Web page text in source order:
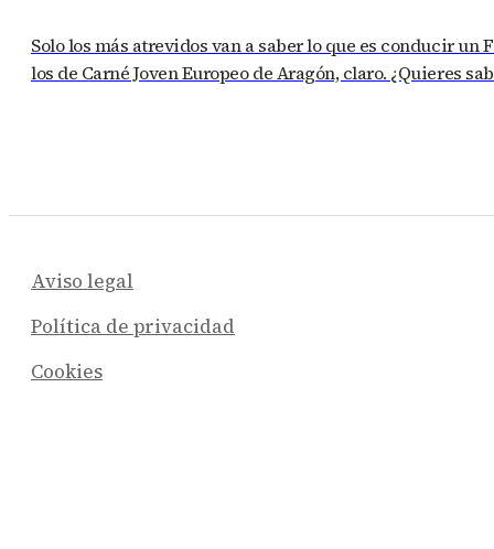
Solo los más atrevidos van a saber lo que es conducir un
los de Carné Joven Europeo de Aragón, claro. ¿Quieres
Aviso legal
Política de privacidad
Cookies